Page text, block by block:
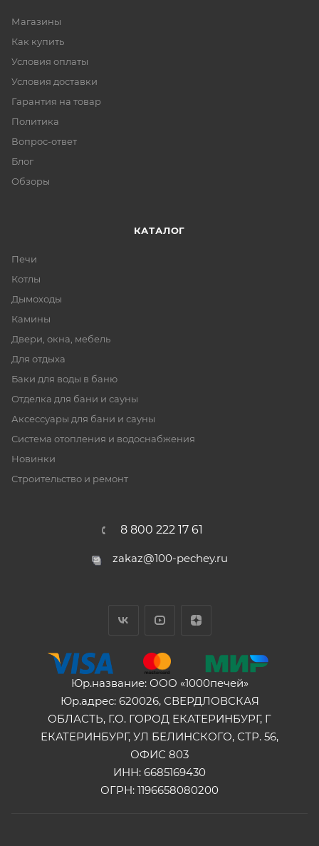
Магазины
Как купить
Условия оплаты
Условия доставки
Гарантия на товар
Политика
Вопрос-ответ
Блог
Обзоры
КАТАЛОГ
Печи
Котлы
Дымоходы
Камины
Двери, окна, мебель
Для отдыха
Баки для воды в баню
Отделка для бани и сауны
Аксессуары для бани и сауны
Система отопления и водоснабжения
Новинки
Строительство и ремонт
8 800 222 17 61
zakaz@100-pechey.ru
Юр.название: ООО «1000печей»
Юр.адрес: 620026, СВЕРДЛОВСКАЯ
ОБЛАСТЬ, Г.О. ГОРОД ЕКАТЕРИНБУРГ, Г
ЕКАТЕРИНБУРГ, УЛ БЕЛИНСКОГО, СТР. 56,
ОФИС 803
ИНН: 6685169430
ОГРН: 1196658080200